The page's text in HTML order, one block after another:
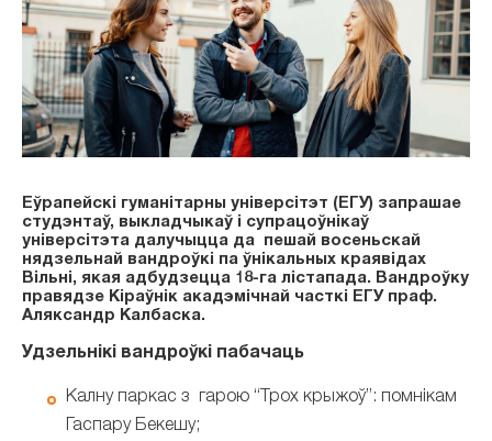
Еўрапейскі гуманітарны універсітэт (ЕГУ) запрашае
студэнтаў, выкладчыкаў і супрацоўнікаў
універсітэта далучыцца да пешай восеньскай
нядзельнай вандроўкі па ўнікальных краявідах
Вільні, якая адбудзецца 18-га лістапада. Вандроўку
правядзе Кіраўнік акадэмічнай часткі ЕГУ праф.
Аляксандр Калбаска.
Удзельнікі вандроўкі пабачаць
Калну паркас з гарою “Трох крыжоў”: помнікам
Гаспару Бекешу;